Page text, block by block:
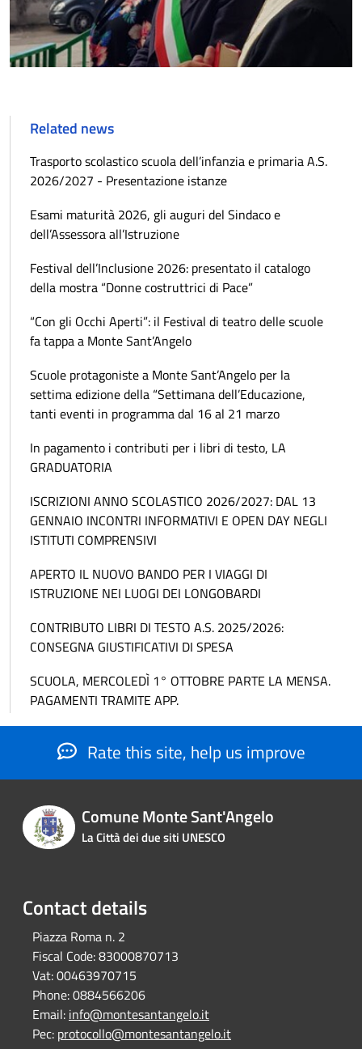
Related news
Trasporto scolastico scuola dell’infanzia e primaria A.S.
2026/2027 - Presentazione istanze
Esami maturità 2026, gli auguri del Sindaco e
dell’Assessora all’Istruzione
Festival dell’Inclusione 2026: presentato il catalogo
della mostra “Donne costruttrici di Pace”
“Con gli Occhi Aperti”: il Festival di teatro delle scuole
fa tappa a Monte Sant’Angelo
Scuole protagoniste a Monte Sant’Angelo per la
settima edizione della “Settimana dell’Educazione,
tanti eventi in programma dal 16 al 21 marzo
In pagamento i contributi per i libri di testo, LA
GRADUATORIA
ISCRIZIONI ANNO SCOLASTICO 2026/2027: DAL 13
GENNAIO INCONTRI INFORMATIVI E OPEN DAY NEGLI
ISTITUTI COMPRENSIVI
APERTO IL NUOVO BANDO PER I VIAGGI DI
ISTRUZIONE NEI LUOGI DEI LONGOBARDI
CONTRIBUTO LIBRI DI TESTO A.S. 2025/2026:
CONSEGNA GIUSTIFICATIVI DI SPESA
SCUOLA, MERCOLEDÌ 1° OTTOBRE PARTE LA MENSA.
PAGAMENTI TRAMITE APP.
Rate this site, help us improve
Comune Monte Sant'Angelo
La Città dei due siti UNESCO
Contact details
Piazza Roma n. 2
Fiscal Code:83000870713
Vat:00463970715
Phone:0884566206
Email: info@montesantangelo.it
Pec: protocollo@montesantangelo.it